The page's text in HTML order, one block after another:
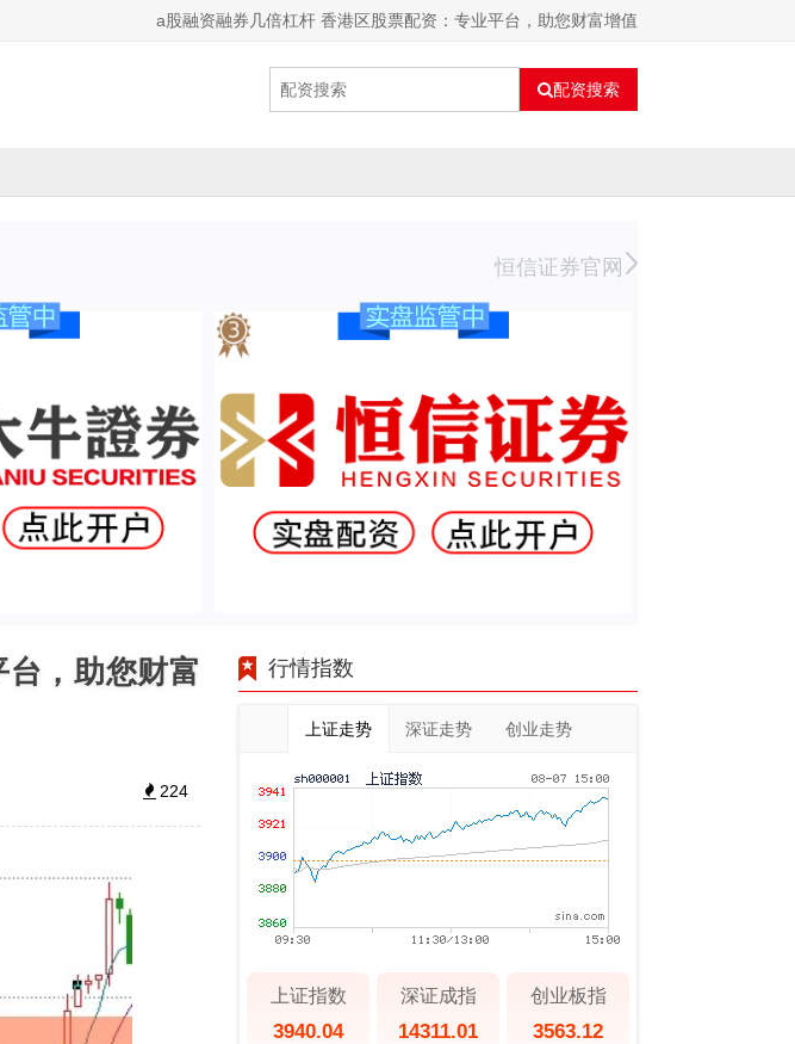
a股融资融券几倍杠杆 香港区股票配资：专业平台，助您财富增值
配资搜索
恒信证券官网
，助您财富
224
行情指数
上证走势 深证走势 创业走势
上证指数
3940.04
深证成指
14311.01
创业板指
3563.12